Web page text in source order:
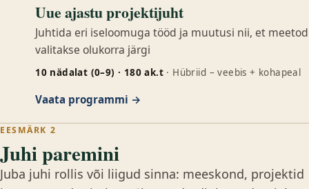
Uue ajastu projektijuht
Juhtida eri iseloomuga tööd ja muutusi nii, et meetod
valitakse olukorra järgi
10 nädalat (0–9) · 180 ak.t · Hübriid – veebis + kohapeal
Vaata programmi →
EESMÄRK 2
Juhi paremini
Juba juhi rollis või liigud sinna: meeskond, projektid